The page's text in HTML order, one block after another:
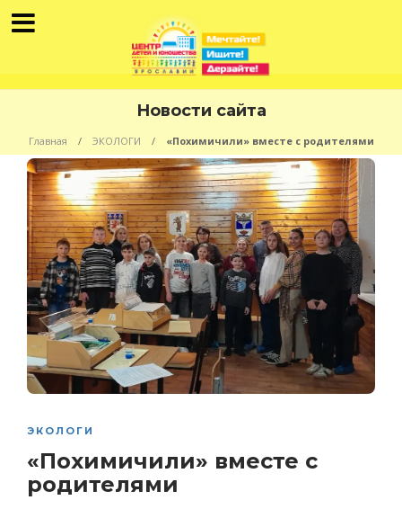
Новости сайта
Главная ЭКОЛОГИ «Похимичили» вместе с родителями
ЭКОЛОГИ
«Похимичили» вместе с
родителями